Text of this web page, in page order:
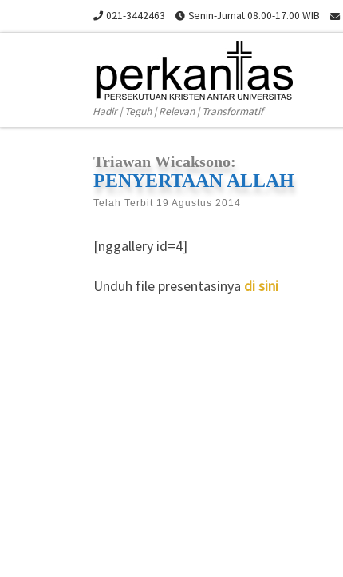
Skip to content 021-3442463 Senin-Jumat 08.00-17.00 WIB
Hadir | Teguh | Relevan | Transformatif
Triawan Wicaksono:
PENYERTAAN ALLAH
Telah Terbit 19 Agustus 2014
[nggallery id=4]
Unduh file presentasinya di sini